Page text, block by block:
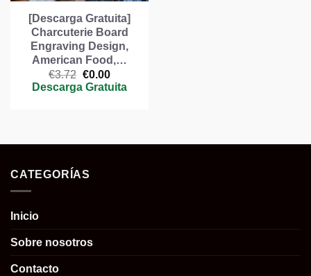
[Descarga Gratuita]
Charcuterie Board
Engraving Design,
American Food,…
€3.72 El
precio
€0.00El
precio
Descarga Gratuita
CATEGORÍAS
Inicio
Sobre nosotros
Contacto